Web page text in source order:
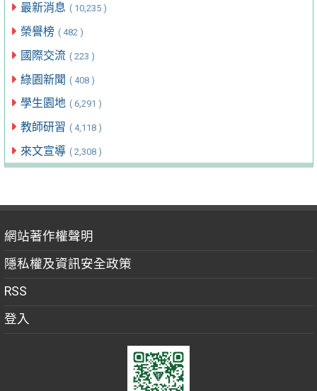
最新消息 ( 10,235 )
榮譽榜 ( 482 )
國際交流 ( 223 )
綠園新聞 ( 408 )
學生園地 ( 6,291 )
教師研習 ( 4,118 )
來文宣導 ( 2,308 )
網站著作權聲明
隱私權及資訊安全政策
RSS
登入